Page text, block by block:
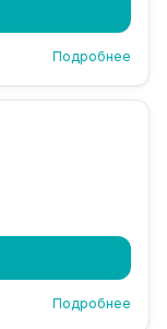
Подробнее
Подробнее